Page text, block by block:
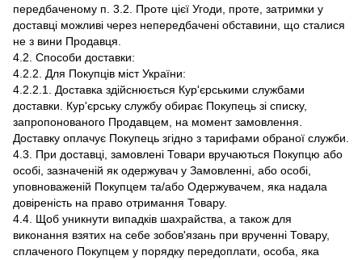
передбаченому п. 3.2. Проте цієї Угоди, проте, затримки у
доставці можливі через непередбачені обставини, що сталися
не з вини Продавця.
4.2. Способи доставки:
4.2.2. Для Покупців міст України:
4.2.2.1. Доставка здійснюється Кур'єрськими службами
доставки. Кур'єрську службу обирає Покупець зі списку,
запропонованого Продавцем, на момент замовлення.
Доставку оплачує Покупець згідно з тарифами обраної служби.
4.3. При доставці, замовлені Товари вручаються Покупцю або
особі, зазначеній як одержувач у Замовленні, або особі,
уповноваженій Покупцем та/або Одержувачем, яка надала
довіреність на право отримання Товару.
4.4. Щоб уникнути випадків шахрайства, а також для
виконання взятих на себе зобов'язань при врученні Товару,
сплаченого Покупцем у порядку передоплати, особа, яка